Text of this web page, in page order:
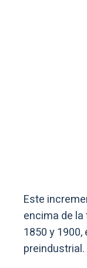
Este
encima de
1850 y
preindustrial.